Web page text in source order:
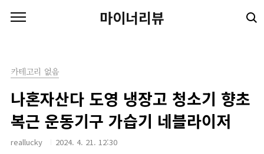
마이너리뷰
카테고리 없음
나혼자산다 도영 냉장고 청소기 향초
복근 운동기구 가습기 네블라이저
reallucky 2024. 4. 21. 12:30